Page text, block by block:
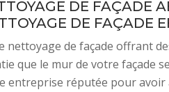
DE FAÇADE
DE FAÇADE
nettoyage de façade offrant
que le mur de votre façade
entreprise réputée pour avoir